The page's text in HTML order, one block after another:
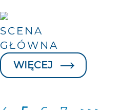
SCENA
GŁÓWNA
WIĘCEJ